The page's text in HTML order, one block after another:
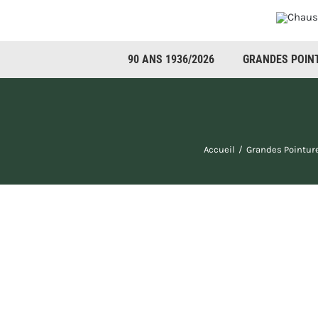
90 ANS 1936/2026 GRANDES
Accueil Grandes